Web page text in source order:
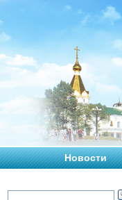
Новости